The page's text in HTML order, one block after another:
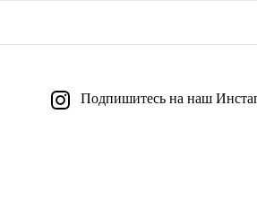
Подпишитесь на наш